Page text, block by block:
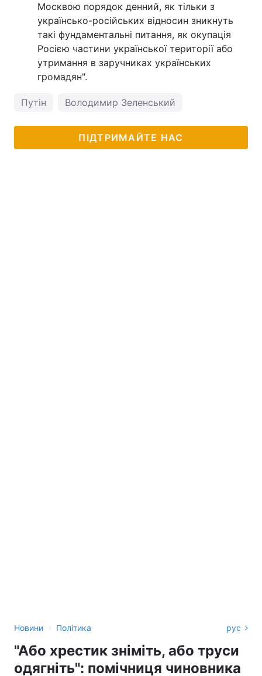
Москвою порядок денний, як тільки з
українсько-російських відносин зникнуть
такі фундаментальні питання, як окупація
Росією частини української території або
утримання в заручниках українських
громадян".
Путін Володимир Зеленський
ПІДТРИМАЙТЕ НАС
Новини › Політика рус
"Або хрестик зніміть, або труси
одягніть": помічниця чиновника